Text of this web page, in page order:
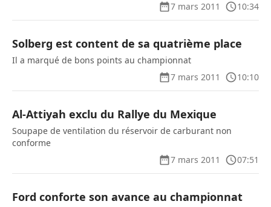
7 mars 2011
10:34
Solberg est content de sa quatrième place
Il a marqué de bons points au championnat
7 mars 2011
10:10
Al-Attiyah exclu du Rallye du Mexique
Soupape de ventilation du réservoir de carburant non
conforme
7 mars 2011
07:51
Ford conforte son avance au championnat